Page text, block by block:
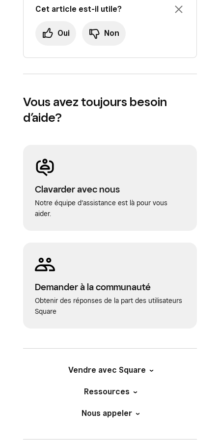
Cet article est-il utile?
Oui Non
Vous avez toujours besoin
d’aide?
Clavarder avec nous
Notre équipe d’assistance est là pour vous
aider.
Demander à la communauté
Obtenir des réponses de la part des utilisateurs
Square
Vendre avec Square
Ressources
Nous appeler